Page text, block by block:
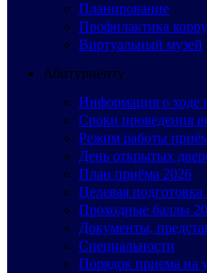
Планирование
Профилактика
Виртуальный музей
Абитуриенту
Информация о ходе
Сроки проведения
Режим работы
День открытых
План приёма 2026
Целевая подготовка
Проходные баллы
Документы,
Специальности
Порядок приема на